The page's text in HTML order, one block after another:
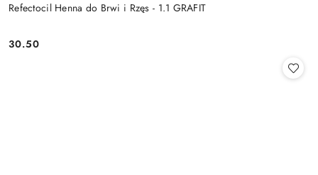
Refectocil Henna do Brwi i Rzęs - 1.1 GRAFIT
Cena:
30.50